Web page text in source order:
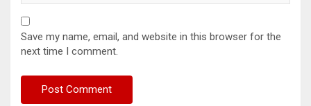
Save my name, email, and website in this browser for the
next time I comment.